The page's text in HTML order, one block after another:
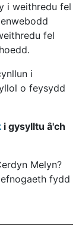
i weithredu fel
fel
i
o feysydd
i gysylltu â'ch
Melyn?
fydd